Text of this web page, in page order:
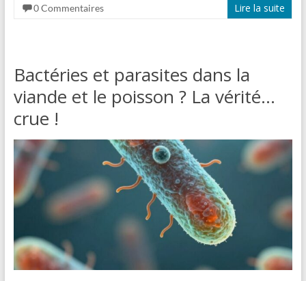
0 Commentaires
Lire la suite
Bactéries et parasites dans la
viande et le poisson ? La vérité…
crue !